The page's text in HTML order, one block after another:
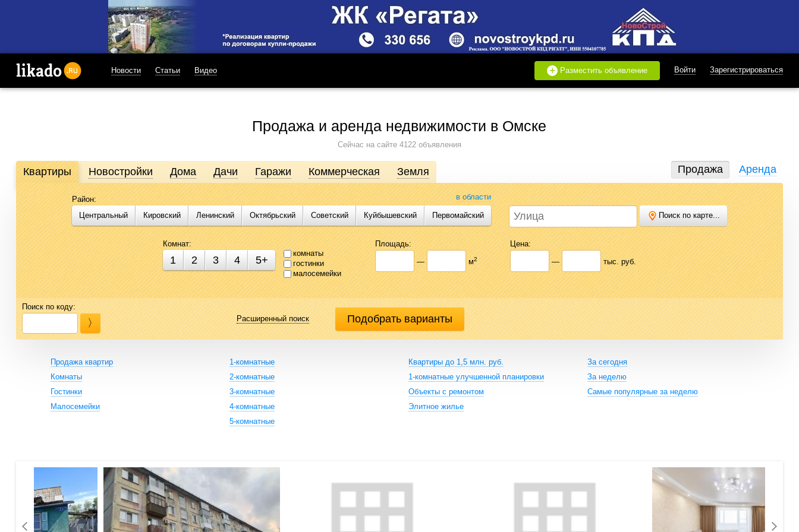
Новости Статьи Видео + Разместить объявление Войти Зарегистрироваться
Продажа и аренда недвижимости в Омске
Сейчас на сайте 4122 объявления
Продажа и аренда недвижимости в Омске
Likado.ru – сайт актуальных и достоверных объявлений по недвижимости от агентств, собственников, инвесторов и застройщиков. Продать или купить квартиру, найти землю под строительство,
подобрать помещение для бизнеса стало проще. Воспользуйтесь предложениями Likado.ru, чтобы сэкономить время и силы в поисках нужного варианта.
Продажа Аренда
Квартиры Новостройки Дома Дачи Гаражи Коммерческая Земля
Район: в области
Центральный Кировский Ленинский Октябрьский Советский Куйбышевский Первомайский Поиск по карте...
Комнат:
1 2 3 4 5+
комнаты
гостинки
малосемейки
Площадь:
—
м2
Цена:
—
тыс. руб.
Поиск по коду:
Расширенный поиск
Продажа квартир
Комнаты
Гостинки
Малосемейки
1-комнатные
2-комнатные
3-комнатные
4-комнатные
5-комнатные
Квартиры до 1,5 млн. руб.
1-комнатные улучшенной планировки
Объекты с ремонтом
Элитное жилье
За сегодня
За неделю
Самые популярные за неделю